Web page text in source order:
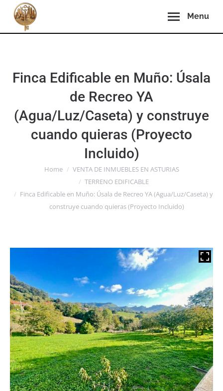
Menu
Finca Edificable en Muño: Úsala
de Recreo YA
(Agua/Luz/Caseta) y construye
cuando quieras (Proyecto
Incluido)
You are here:
Home
VENTA DE INMUEBLES EN ASTURIAS
TERRENO EDIFICABLE
Finca Edificable en Muño: Úsala de Recreo YA (Agua/Luz/Caseta) y
construye cuando quieras (Proyecto Incluido)